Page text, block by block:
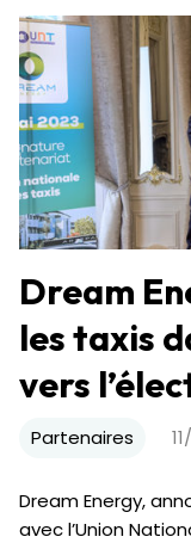
Dream
les taxis
vers
Partenaires
Dream Energy,
avec l’Union